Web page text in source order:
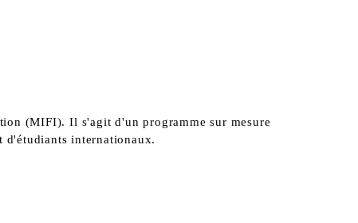
(MIFI). Il s'agit d'un programme sur mesure
d'étudiants internationaux.